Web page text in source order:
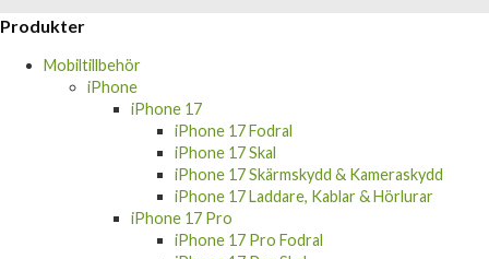
iPhone 17
iPhone 17 Fodral
iPhone 17 Skal
iPhone 17 Skärmskydd & Kameraskydd